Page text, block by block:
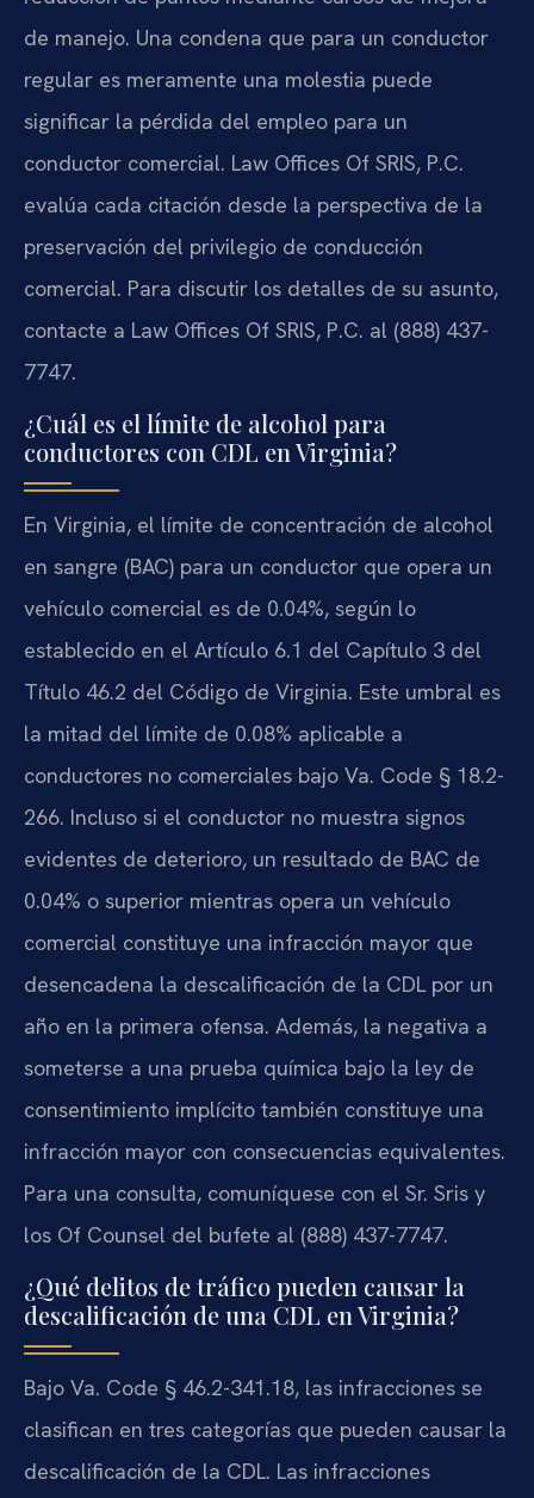
de manejo. Una condena que para un conductor
regular es meramente una molestia puede
significar la pérdida del empleo para un
conductor comercial. Law Offices Of SRIS, P.C.
evalúa cada citación desde la perspectiva de la
preservación del privilegio de conducción
comercial. Para discutir los detalles de su asunto,
contacte a Law Offices Of SRIS, P.C. al (888) 437-
7747.
¿Cuál es el límite de alcohol para
conductores con CDL en Virginia?
En Virginia, el límite de concentración de alcohol
en sangre (BAC) para un conductor que opera un
vehículo comercial es de 0.04%, según lo
establecido en el Artículo 6.1 del Capítulo 3 del
Título 46.2 del Código de Virginia. Este umbral es
la mitad del límite de 0.08% aplicable a
conductores no comerciales bajo Va. Code § 18.2-
266. Incluso si el conductor no muestra signos
evidentes de deterioro, un resultado de BAC de
0.04% o superior mientras opera un vehículo
comercial constituye una infracción mayor que
desencadena la descalificación de la CDL por un
año en la primera ofensa. Además, la negativa a
someterse a una prueba química bajo la ley de
consentimiento implícito también constituye una
infracción mayor con consecuencias equivalentes.
Para una consulta, comuníquese con el Sr. Sris y
los Of Counsel del bufete al (888) 437-7747.
¿Qué delitos de tráfico pueden causar la
descalificación de una CDL en Virginia?
Bajo Va. Code § 46.2-341.18, las infracciones se
clasifican en tres categorías que pueden causar la
descalificación de la CDL. Las infracciones